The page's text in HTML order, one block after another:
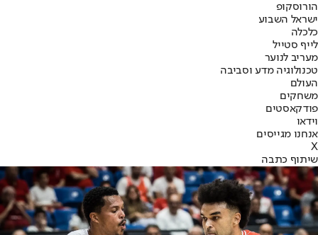
הורוסקופ
ישראל השבוע
כלכלה
לייף סטייל
מעריב לנוער
טכנולוגיה מדע וסביבה
העולם
משחקים
פודקאסטים
וידאו
אנחנו מגייסים
X
שיתוף כתבה